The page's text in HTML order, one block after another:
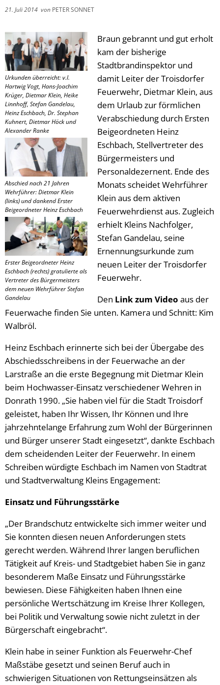
21. Juli 2014 von PETER SONNET
Urkunden überreicht: v.l.
Hartwig Vogt, Hans-Joachim
Krüger, Dietmar Klein, Heike
Linnhoff, Stefan Gandelau,
Heinz Eschbach, Dr. Stephan
Kuhnert, Dietmar Höck und
Alexander Ranke
Abschied nach 21 Jahren
Wehrführer: Dietmar Klein
(links) und dankend Erster
Beigeordneter Heinz Eschbach
Erster Beigeordneter Heinz
Eschbach (rechts) gratulierte als
Vertreter des Bürgermeisters
dem neuen Wehrführer Stefan
Gandelau
Braun gebrannt und gut erholt
kam der bisherige
Stadtbrandinspektor und
damit Leiter der Troisdorfer
Feuerwehr, Dietmar Klein, aus
dem Urlaub zur förmlichen
Verabschiedung durch Ersten
Beigeordneten Heinz
Eschbach, Stellvertreter des
Bürgermeisters und
Personaldezernent. Ende des
Monats scheidet Wehrführer
Klein aus dem aktiven
Feuerwehrdienst aus. Zugleich
erhielt Kleins Nachfolger,
Stefan Gandelau, seine
Ernennungsurkunde zum
neuen Leiter der Troisdorfer
Feuerwehr.
Den Link zum Video aus der
Feuerwache finden Sie unten. Kamera und Schnitt: Kim
Walbröl.
Heinz Eschbach erinnerte sich bei der Übergabe des
Abschiedsschreibens in der Feuerwache an der
Larstraße an die erste Begegnung mit Dietmar Klein
beim Hochwasser-Einsatz verschiedener Wehren in
Donrath 1990. „Sie haben viel für die Stadt Troisdorf
geleistet, haben Ihr Wissen, Ihr Können und Ihre
jahrzehntelange Erfahrung zum Wohl der Bürgerinnen
und Bürger unserer Stadt eingesetzt“, dankte Eschbach
dem scheidenden Leiter der Feuerwehr. In einem
Schreiben würdigte Eschbach im Namen von Stadtrat
und Stadtverwaltung Kleins Engagement:
Einsatz und Führungsstärke
„Der Brandschutz entwickelte sich immer weiter und
Sie konnten diesen neuen Anforderungen stets
gerecht werden. Während Ihrer langen beruflichen
Tätigkeit auf Kreis- und Stadtgebiet haben Sie in ganz
besonderem Maße Einsatz und Führungsstärke
bewiesen. Diese Fähigkeiten haben Ihnen eine
persönliche Wertschätzung im Kreise Ihrer Kollegen,
bei Politik und Verwaltung sowie nicht zuletzt in der
Bürgerschaft eingebracht“.
Klein habe in seiner Funktion als Feuerwehr-Chef
Maßstäbe gesetzt und seinen Beruf auch in
schwierigen Situationen von Rettungseinsätzen als